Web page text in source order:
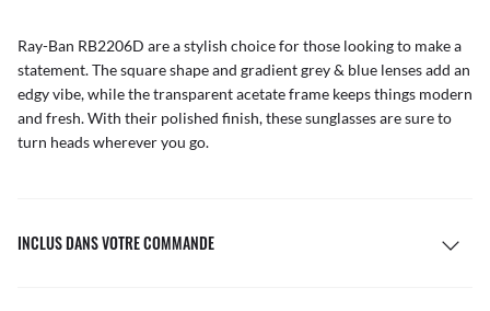
Ray-Ban RB2206D are a stylish choice for those looking to make a
statement. The square shape and gradient grey & blue lenses add an
edgy vibe, while the transparent acetate frame keeps things modern
and fresh. With their polished finish, these sunglasses are sure to
turn heads wherever you go.
INCLUS DANS VOTRE COMMANDE